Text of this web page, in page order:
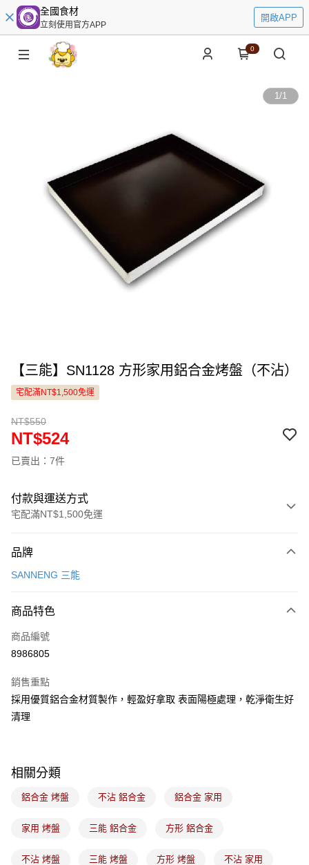
全國食材
立刻使用官方APP
開啟APP
0
1/1
【三能】SN1128 方形家用鋁合金烤盤（不沾）
宅配滿NT$1,500免運
NT$550
NT$524
已賣出：7件
付款與運送方式
宅配滿NT$1,500免運
信用卡一次付款
Apple Pay
悠遊付
全盈+PAY
ATM付款
常溫宅配-(限重20kg以下)
免運費
品牌
SANNENG 三能
商品特色
商品編號
8986805
銷售重點
採用優質鋁合金材質製作，輕盈好拿取 表面陽極處理，乾淨衛生好
清理
相關分類
鋁合金 烤盤 不沾 鋁合金 鋁合金 家用
家用 烤盤 三能 鋁合金 方形 鋁合金
不沾 烤盤 三能 烤盤 方形 烤盤 不沾 家用